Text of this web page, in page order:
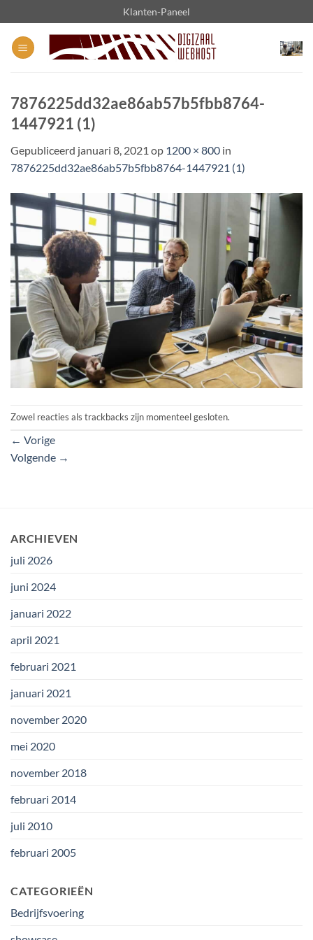
naar
inhoud
Klanten-Paneel
7876225dd32ae86ab57b5fbb8764-
1447921 (1)
Gepubliceerd januari 8, 2021 op 1200 × 800 in
7876225dd32ae86ab57b5fbb8764-1447921 (1)
Zowel reacties als trackbacks zijn momenteel gesloten.
← Vorige
Volgende →
ARCHIEVEN
juli 2026
juni 2024
januari 2022
april 2021
februari 2021
januari 2021
november 2020
mei 2020
november 2018
februari 2014
juli 2010
februari 2005
CATEGORIEËN
Bedrijfsvoering